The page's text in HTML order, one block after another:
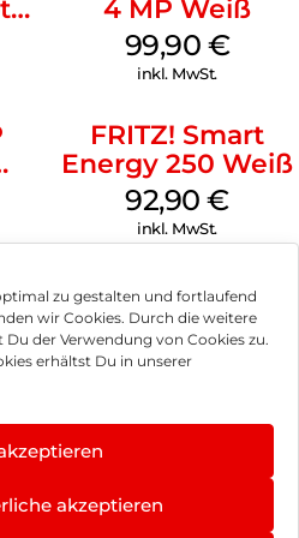
zu gestalten und fortlaufend
wir Cookies. Durch die weitere
der Verwendung von Cookies zu.
erhältst Du in unserer
akzeptieren
Galerie:
sowie zukunftssicher zu bauen.
verfügt über zwei Etagen mit
und Balkonen.
4 MP Weiß
99,90 €
inkl. MwSt.
FRITZ! Smart
Energy 250 Weiß
92,90€
inkl. MwSt.